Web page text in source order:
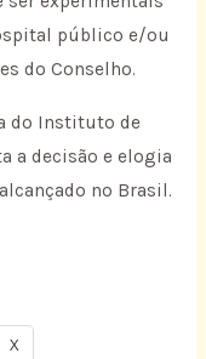
público e/ou
do Conselho.
do Instituto de
a decisão e elogia
no Brasil.
X